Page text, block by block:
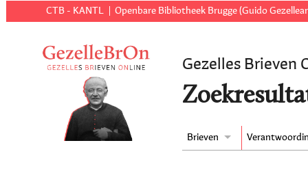
CTB - KANTL Openbare Bibliotheek Brugge (Guido
Gezelles Brieven
Brieven